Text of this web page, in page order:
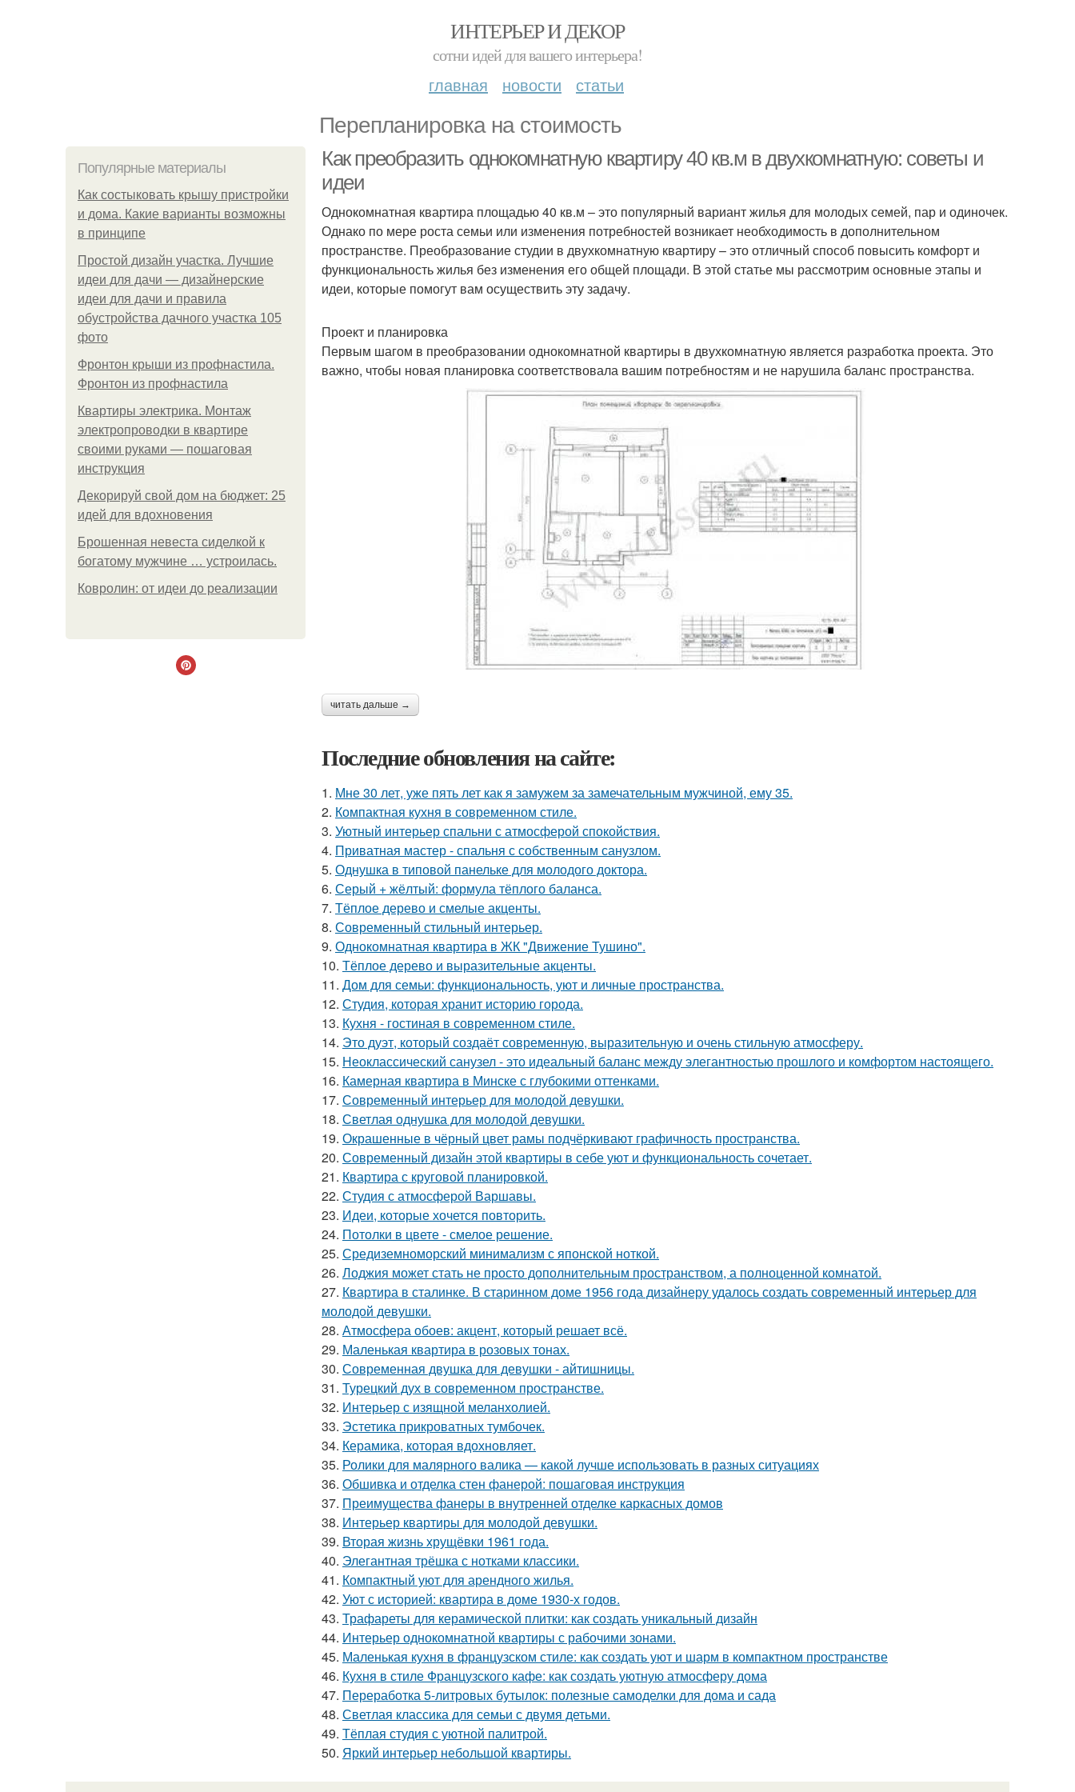
ИНТЕРЬЕР И ДЕКОР
сотни идей для вашего интерьера!
главная новости статьи
Перепланировка на стоимость
Популярные материалы
Как состыковать крышу пристройки
и дома. Какие варианты возможны
в принципе
Простой дизайн участка. Лучшие
идеи для дачи — дизайнерские
идеи для дачи и правила
обустройства дачного участка 105
фото
Фронтон крыши из профнастила.
Фронтон из профнастила
Квартиры электрика. Монтаж
электропроводки в квартире
своими руками — пошаговая
инструкция
Декорируй свой дом на бюджет: 25
идей для вдохновения
Брошенная невеста сиделкой к
богатому мужчине … устроилась.
Ковролин: от идеи до реализации
Как преобразить однокомнатную квартиру 40 кв.м в двухкомнатную: советы и
идеи
Однокомнатная квартира площадью 40 кв.м – это популярный вариант жилья для молодых семей, пар и одиночек.
Однако по мере роста семьи или изменения потребностей возникает необходимость в дополнительном
пространстве. Преобразование студии в двухкомнатную квартиру – это отличный способ повысить комфорт и
функциональность жилья без изменения его общей площади. В этой статье мы рассмотрим основные этапы и
идеи, которые помогут вам осуществить эту задачу.
Проект и планировка
Первым шагом в преобразовании однокомнатной квартиры в двухкомнатную является разработка проекта. Это
важно, чтобы новая планировка соответствовала вашим потребностям и не нарушила баланс пространства.
читать дальше →
Последние обновления на сайте:
1. Мне 30 лет, уже пять лет как я замужем за замечательным мужчиной, ему 35.
2. Компактная кухня в современном стиле.
3. Уютный интерьер спальни с атмосферой спокойствия.
4. Приватная мастер - спальня с собственным санузлом.
5. Однушка в типовой панельке для молодого доктора.
6. Серый + жёлтый: формула тёплого баланса.
7. Тёплое дерево и смелые акценты.
8. Современный стильный интерьер.
9. Однокомнатная квартира в ЖК "Движение Тушино".
10. Тёплое дерево и выразительные акценты.
11. Дом для семьи: функциональность, уют и личные пространства.
12. Студия, которая хранит историю города.
13. Кухня - гостиная в современном стиле.
14. Это дуэт, который создаёт современную, выразительную и очень стильную атмосферу.
15. Неоклассический санузел - это идеальный баланс между элегантностью прошлого и комфортом настоящего.
16. Камерная квартира в Минске с глубокими оттенками.
17. Современный интерьер для молодой девушки.
18. Светлая однушка для молодой девушки.
19. Окрашенные в чёрный цвет рамы подчёркивают графичность пространства.
20. Современный дизайн этой квартиры в себе уют и функциональность сочетает.
21. Квартира с круговой планировкой.
22. Студия с атмосферой Варшавы.
23. Идеи, которые хочется повторить.
24. Потолки в цвете - смелое решение.
25. Средиземноморский минимализм с японской ноткой.
26. Лоджия может стать не просто дополнительным пространством, а полноценной комнатой.
27. Квартира в сталинке. В старинном доме 1956 года дизайнеру удалось создать современный интерьер для
молодой девушки.
28. Атмосфера обоев: акцент, который решает всё.
29. Маленькая квартира в розовых тонах.
30. Современная двушка для девушки - айтишницы.
31. Турецкий дух в современном пространстве.
32. Интерьер с изящной меланхолией.
33. Эстетика прикроватных тумбочек.
34. Керамика, которая вдохновляет.
35. Ролики для малярного валика — какой лучше использовать в разных ситуациях
36. Обшивка и отделка стен фанерой: пошаговая инструкция
37. Преимущества фанеры в внутренней отделке каркасных домов
38. Интерьер квартиры для молодой девушки.
39. Вторая жизнь хрущёвки 1961 года.
40. Элегантная трёшка с нотками классики.
41. Компактный уют для арендного жилья.
42. Уют с историей: квартира в доме 1930-х годов.
43. Трафареты для керамической плитки: как создать уникальный дизайн
44. Интерьер однокомнатной квартиры с рабочими зонами.
45. Маленькая кухня в французском стиле: как создать уют и шарм в компактном пространстве
46. Кухня в стиле Французского кафе: как создать уютную атмосферу дома
47. Переработка 5-литровых бутылок: полезные самоделки для дома и сада
48. Светлая классика для семьи с двумя детьми.
49. Тёплая студия с уютной палитрой.
50. Яркий интерьер небольшой квартиры.